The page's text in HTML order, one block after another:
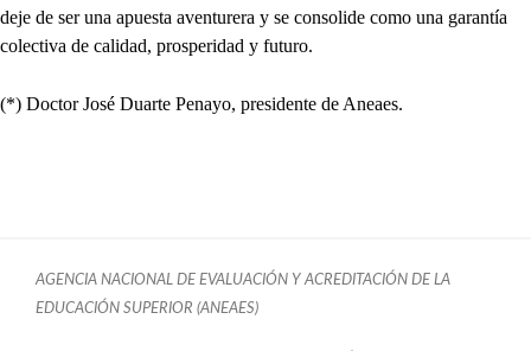
deje de ser una apuesta aventurera y se consolide como una garantía
colectiva de calidad, prosperidad y futuro.
(*) Doctor José Duarte Penayo, presidente de Aneaes.
AGENCIA NACIONAL DE EVALUACIÓN Y ACREDITACIÓN DE LA
EDUCACIÓN SUPERIOR (ANEAES)